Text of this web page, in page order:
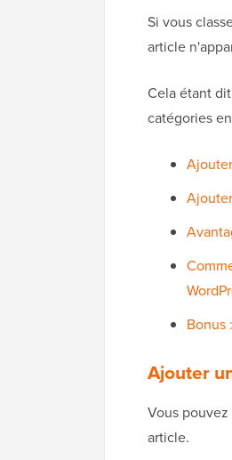
Si vous
article
Cela étant
catégories
Bonus
Ajouter
Vous
article.